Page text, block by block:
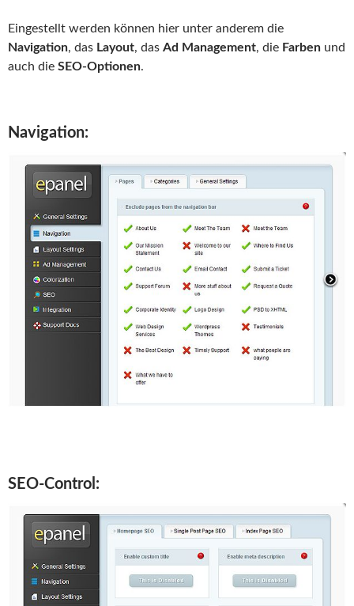
Eingestellt werden können hier unter anderem die
Navigation, das Layout, das Ad Management, die Farben und
auch die SEO-Optionen.
Navigation:
SEO-Control: